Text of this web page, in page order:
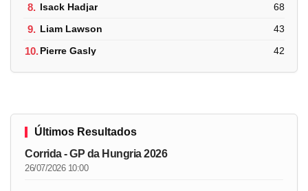
8. Isack Hadjar 68
9. Liam Lawson 43
10.Pierre Gasly 42
Últimos Resultados
Corrida - GP da Hungria 2026
26/07/2026 10:00